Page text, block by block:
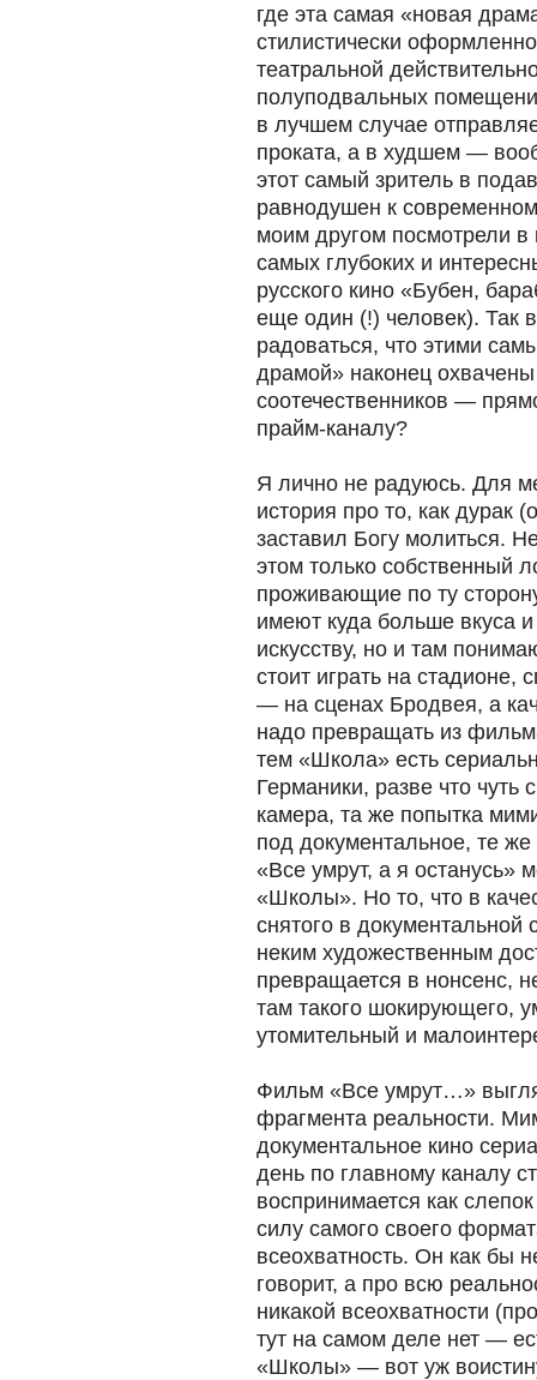
где эта самая «новая
стилистически
театральной
полуподвальных
в лучшем случае
проката, а в худшем —
этот самый зритель в
равнодушен к
моим другом посмотрели в
самых глубоких и
русского кино «Бубен,
еще один (!) человек). Так
радоваться, что этими
драмой» наконец
соотечественников —
прайм-каналу?
Я лично не радуюсь. Для
история про то, как дурак
заставил Богу молиться.
этом только
проживающие по ту
имеют куда больше вкуса
искусству, но и там
стоит играть на стадионе,
— на сценах Бродвея, а
надо превращать из
тем «Школа» есть
Германики, разве что
камера, та же попытка
под документальное, те же
«Все умрут, а я останусь»
«Школы». Но то, что в
снятого в документальной
неким художественным
превращается в нонсенс,
там такого шокирующего,
утомительный и
Фильм «Все умрут…»
фрагмента реальности.
документальное кино
день по главному каналу
воспринимается как
силу самого своего
всеохватность. Он как бы
говорит, а про всю
никакой всеохватности
тут на самом деле нет —
«Школы» — вот уж